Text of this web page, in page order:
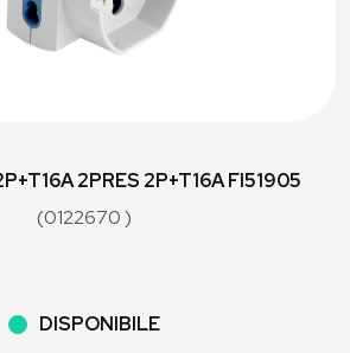
2PRES 2P+T16A FI51905
(0122670 )
DISPONIBILE